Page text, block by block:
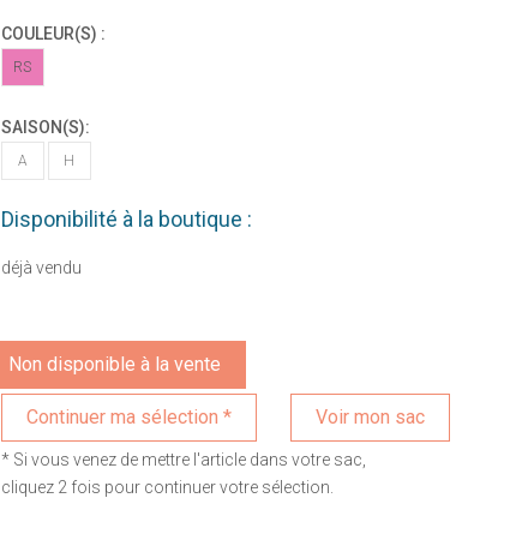
COULEUR(S) :
RS
SAISON(S):
A H
Disponibilité à la boutique :
déjà vendu
Non disponible à la vente
Voir mon sac
* Si vous venez de mettre l'article dans votre sac,
cliquez 2 fois pour continuer votre sélection.